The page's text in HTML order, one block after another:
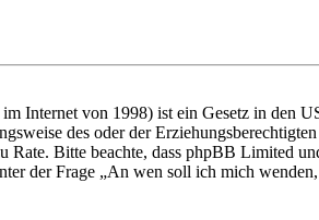
Internet von 1998) ist ein Gesetz in den
des oder der
Bitte beachte, dass phpBB Limited
der Frage „An wen soll ich mich